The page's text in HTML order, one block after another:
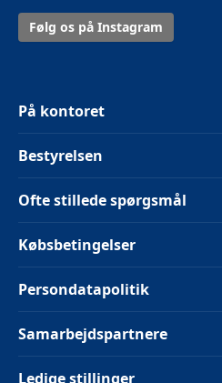
Følg os på Instagram
På kontoret
Bestyrelsen
Ofte stillede spørgsmål
Købsbetingelser
Persondatapolitik
Samarbejdspartnere
Ledige stillinger